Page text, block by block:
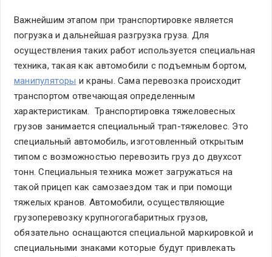
Важнейшим этапом при транспортировке является
погрузка и дальнейшая разгрузка груза. Для
осуществления таких работ используется специальная
техника, такая как автомобили с подъемным бортом,
манипуляторы и краны. Сама перевозка происходит
транспортом отвечающая определенным
характеристикам. Транспортировка тяжеловесных
грузов занимается специальный трап-тяжеловес. Это
специальный автомобиль, изготовленный открытым
типом с возможностью перевозить груз до двухсот
тонн. Специальныя техника может загружаться на
такой прицеп как самозаездом так и при помощи
тяжелых кранов. Автомобили, осуществляющие
грузоперевозку крупногогабаритных грузов,
обязательно оснащаются специальной маркировкой и
специальными знаками которые будут привлекать